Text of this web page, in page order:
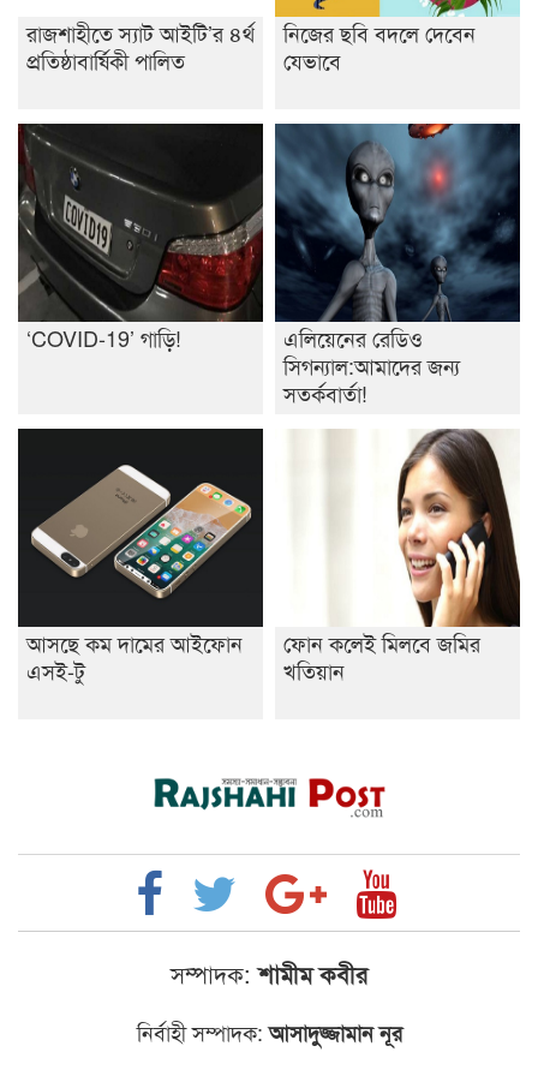
রাজশাহীতে স্যাট আইটি’র ৪র্থ
প্রতিষ্ঠাবার্ষিকী পালিত
নিজের ছবি বদলে দেবেন
যেভাবে
‘COVID-19’ গাড়ি!
এলিয়েনের রেডিও
সিগন্যাল:আমাদের জন্য
সতর্কবার্তা!
আসছে কম দামের আইফোন
এসই-টু
ফোন কলেই মিলবে জমির
খতিয়ান
সম্পাদক: শামীম কবীর
নির্বাহী সম্পাদক:আসাদুজ্জামান নূর